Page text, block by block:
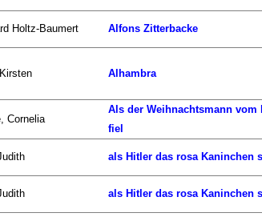
Holtz-Baumert Alfons Zitterbacke
Alhambra
Cornelia
Als der Weihnachtsmann vom
fiel
als Hitler das rosa Kaninchen
als Hitler das rosa Kaninchen